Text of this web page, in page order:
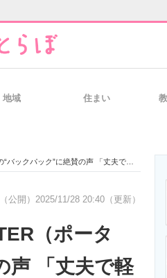
経営リーダーの
術・比較・事例 製造業のIT導入
地域 住まい
丈夫で軽い」「大容量でちょっとした旅行にも行けそう」
公開） 2025/11/28 20:40（更新）
（ポータ
声 「丈夫で軽